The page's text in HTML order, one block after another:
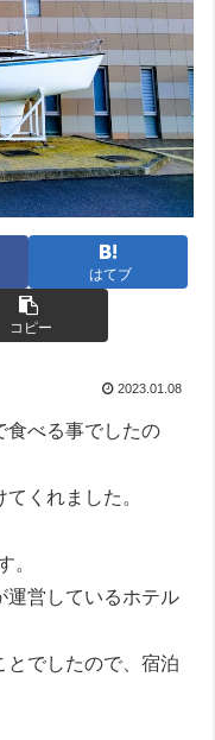
はてブ
コピー
2023.01.08
食べる事でしたの
くれました。
。
運営しているホテル
とでしたので、宿泊